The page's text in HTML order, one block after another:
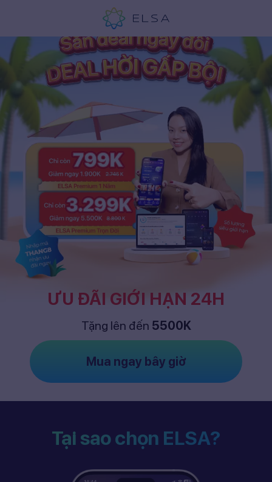
ƯU ĐÃI GIỚI HẠN 24H
Tặng lên đến 5500K
Mua ngay bây giờ
Tại sao chọn ELSA?